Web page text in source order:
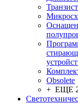
Obsolete
+ ЕЩЕ